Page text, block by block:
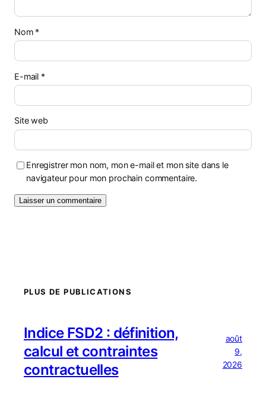
Nom *
E-mail *
Site web
Enregistrer mon nom, mon e-mail et mon site dans le
navigateur pour mon prochain commentaire.
PLUS DE PUBLICATIONS
Indice FSD2 : définition,
calcul et contraintes
contractuelles
août
9,
2026